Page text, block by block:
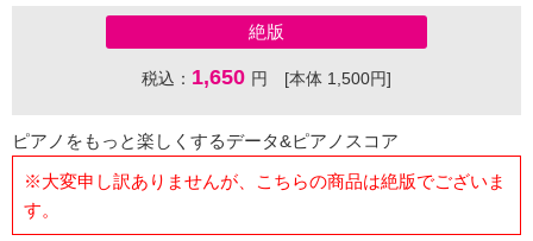
絶版
税込： 1,650 円 [本体 1,500円]
ピアノをもっと楽しくするデータ&ピアノスコア
※大変申し訳ありませんが、こちらの商品は絶版でございま
す。